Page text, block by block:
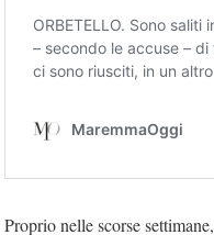
Proprio nelle scorse settimane,